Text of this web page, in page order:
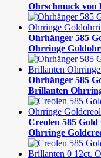
Ohrschmuck von
Ohrhänger 585
Ohrringe
Ohrhänger 585
Brillanten
Creolen 585
Ohrringe